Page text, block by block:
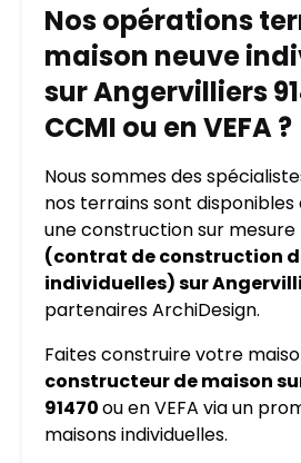
Nos opérations
maison neuve
sur Angervilliers
CCMI ou en VEFA ?
Nous sommes des
nos terrains sont
une construction sur mesure
(contrat de construction
individuelles) sur
partenaires ArchiDesign.
Faites construire votre
constructeur de maison
91470ou en VEFA via un
maisons individuelles.